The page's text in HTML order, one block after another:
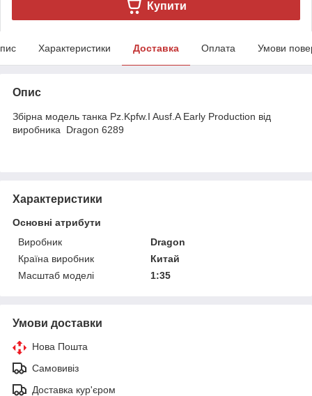
Купити
Характеристики Доставка Оплата Умови
Опис
Збірна модель танка Pz.Kpfw.I Ausf.A Early Production від
виробника Dragon 6289
Характеристики
Основні атрибути
Виробник
Dragon
Країна виробник
Китай
Масштаб моделі
1:35
Умови доставки
Нова Пошта
Самовивіз
Доставка кур'єром